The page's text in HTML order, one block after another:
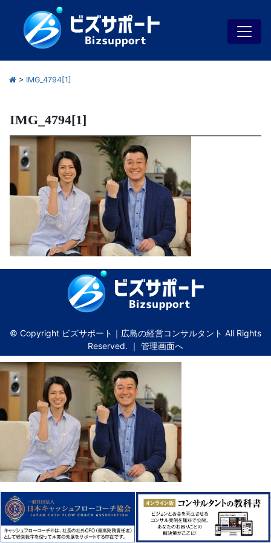
> IMG_4794[1]
IMG_4794[1]
© Copyright ビズサポート｜広島の経営コンサルタント All Rights
Reserved. ｜ 管理画面へ